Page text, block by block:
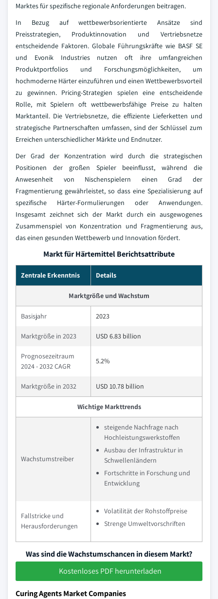
Marktes für spezifische regionale Anforderungen beitragen.
In Bezug auf wettbewerbsorientierte Ansätze sind
Preisstrategien, Produktinnovation und Vertriebsnetze
entscheidende Faktoren. Globale Führungskräfte wie BASF SE
und Evonik Industries nutzen oft ihre umfangreichen
Produktportfolios und Forschungsmöglichkeiten, um
hochmoderne Härter einzuführen und einen Wettbewerbsvorteil
zu gewinnen. Pricing-Strategien spielen eine entscheidende
Rolle, mit Spielern oft wettbewerbsfähige Preise zu halten
Marktanteil. Die Vertriebsnetze, die effiziente Lieferketten und
strategische Partnerschaften umfassen, sind der Schlüssel zum
Erreichen unterschiedlicher Märkte und Endnutzer.
Der Grad der Konzentration wird durch die strategischen
Positionen der großen Spieler beeinflusst, während die
Anwesenheit von Nischenspielern einen Grad der
Fragmentierung gewährleistet, so dass eine Spezialisierung auf
spezifische Härter-Formulierungen oder Anwendungen.
Insgesamt zeichnet sich der Markt durch ein ausgewogenes
Zusammenspiel von Konzentration und Fragmentierung aus,
das einen gesunden Wettbewerb und Innovation fördert.
Markt für Härtemittel Berichtsattribute
Zentrale Erkenntnis Details
Marktgröße und Wachstum
Basisjahr 2023
Marktgröße in 2023 USD 6.83 billion
Prognosezeitraum
2024 - 2032 CAGR
5.2%
Marktgröße in 2032 USD 10.78 billion
Wichtige Markttrends
Wachstumstreiber
steigende Nachfrage nach
Hochleistungswerkstoffen
Ausbau der Infrastruktur in
Schwellenländern
Fortschritte in Forschung und
Entwicklung
Fallstricke und
Herausforderungen
Volatilität der Rohstoffpreise
Strenge Umweltvorschriften
Was sind die Wachstumschancen in diesem Markt?
Kostenloses PDF herunterladen
Curing Agents Market Companies